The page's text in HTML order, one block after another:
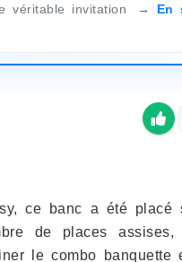
véritable invitation
En
ce banc a été placé
de places assises,
le combo banquette